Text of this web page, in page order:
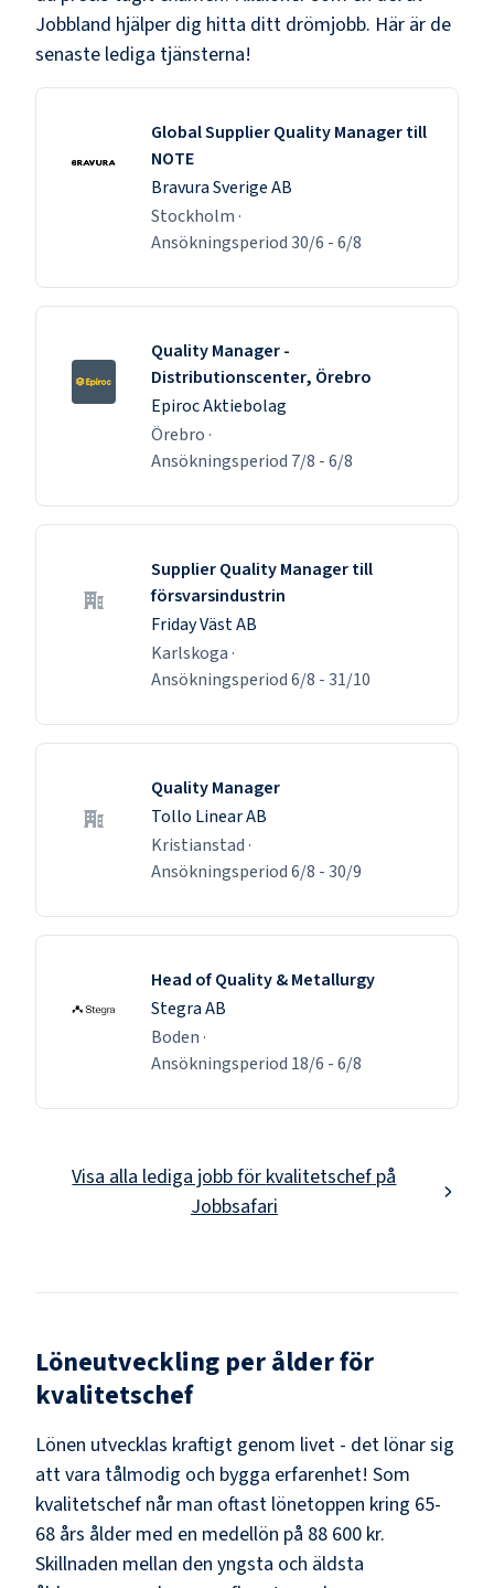
Jobbland hjälper dig hitta ditt drömjobb. Här är de
senaste lediga tjänsterna!
Global Supplier Quality Manager till
NOTE
Bravura Sverige AB
Stockholm ·
Ansökningsperiod30/6 -6/8
Quality Manager -
Distributionscenter, Örebro
Epiroc Aktiebolag
Örebro ·
Ansökningsperiod 7/8 -6/8
Supplier Quality Manager till
försvarsindustrin
Friday Väst AB
Karlskoga ·
Ansökningsperiod6/8 -31/10
Quality Manager
Tollo Linear AB
Kristianstad ·
Ansökningsperiod6/8 -30/9
Head of Quality & Metallurgy
Stegra AB
Boden ·
Ansökningsperiod 18/6 -6/8
Visa alla lediga jobb för kvalitetschef på
Jobbsafari
Löneutveckling per ålder för
kvalitetschef
Lönen utvecklas kraftigt genom livet - det lönar sig
att vara tålmodig och bygga erfarenhet! Som
kvalitetschef når man oftast lönetoppen kring 65-
68 års ålder med en medellön på 88 600 kr.
Skillnaden mellan den yngsta och äldsta